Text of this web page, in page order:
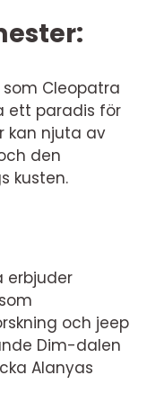
Cleopatra
ett paradis för
kan njuta av
den
kusten.
erbjuder
och jeep
Dim-dalen
Alanyas